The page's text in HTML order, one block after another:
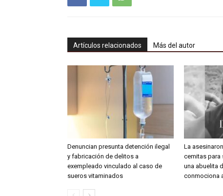
Artículos relacionados Más del autor
Denuncian presunta detención ilegal
y fabricación de delitos a
exempleado vinculado al caso de
sueros vitaminados
La
cemitas para
una abuelita
conmociona